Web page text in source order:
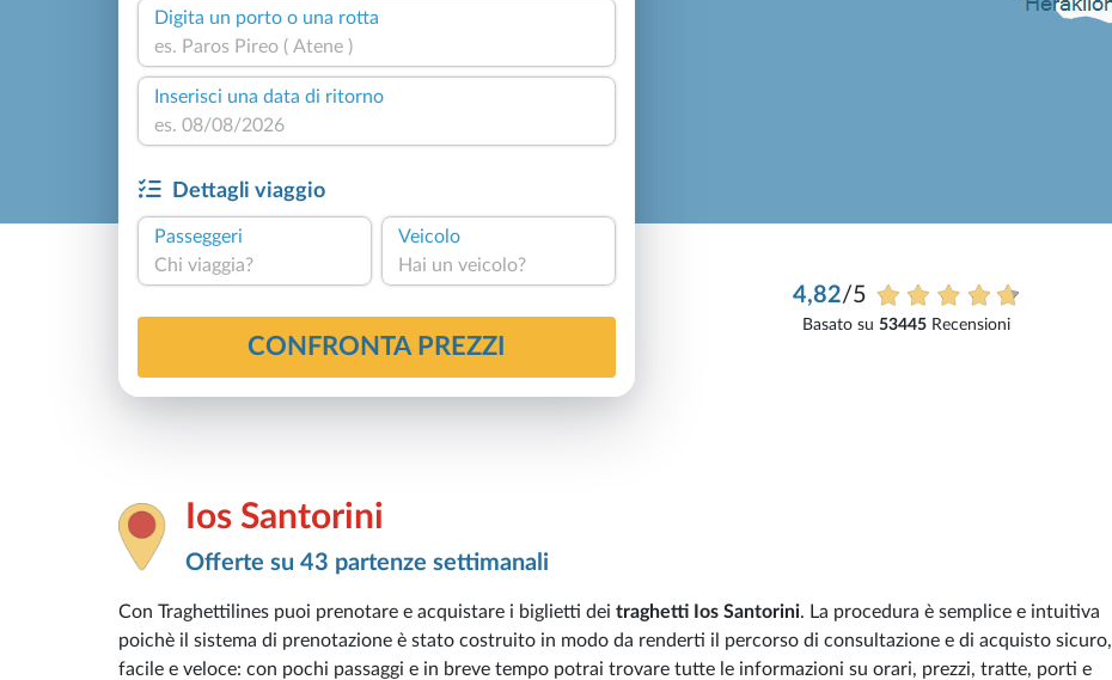
Digita un porto o una rotta
Inserisci una data di ritorno
Dettagli viaggio
Passeggeri
Chi viaggia?
Veicolo
Hai un veicolo?
CONFRONTA PREZZI
4,82/5
Basato su53445 Recensioni
Ios Santorini
Offerte su 43 partenze settimanali
Con Traghettilines puoi prenotare e acquistare i biglietti dei traghetti Ios Santorini. La procedura è semplice e intuitiva
poichè il sistema di prenotazione è stato costruito in modo da renderti il percorso di consultazione e di acquisto sicuro,
facile e veloce: con pochi passaggi e in breve tempo potrai trovare tutte le informazioni su orari, prezzi, tratte, porti e